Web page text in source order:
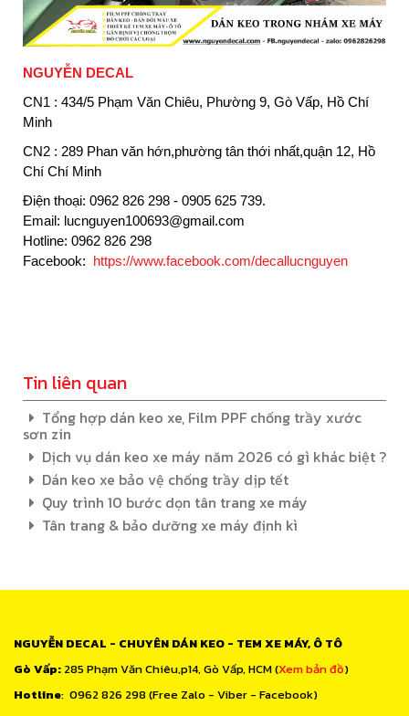
NGUYỄN DECAL
CN1 : 434/5 Phạm Văn Chiêu, Phường 9, Gò Vấp, Hồ Chí
Minh
CN2 : 289 Phan văn hớn,phường tân thới nhất,quận 12, Hồ
Chí Chí Minh
Điện thoại: 0962 826 298 - 0905 625 739.
Email: lucnguyen100693@gmail.com
Hotline: 0962 826 298
Facebook: https://www.facebook.com/decallucnguyen
Tin liên quan
Tổng hợp dán keo xe, Film PPF chống trầy xước
sơn zin
Dịch vụ dán keo xe máy năm 2026 có gì khác biệt ?
Dán keo xe bảo vệ chống trầy dịp tết
Quy trình 10 bước dọn tân trang xe máy
Tân trang & bảo dưỡng xe máy định kì
NGUYỄN DECAL - CHUYÊN DÁN KEO - TEM XE MÁY, Ô TÔ
Gò Vấp: 285 Phạm Văn Chiêu,p14, Gò Vấp, HCM (Xem bản đồ)
Hotline: 0962 826 298 (Free Zalo - Viber - Facebook)